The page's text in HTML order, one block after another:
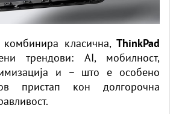
класична, ThinkPad
трендови: AI, мобилност,
и – што е особено
пристап кон долгорочна